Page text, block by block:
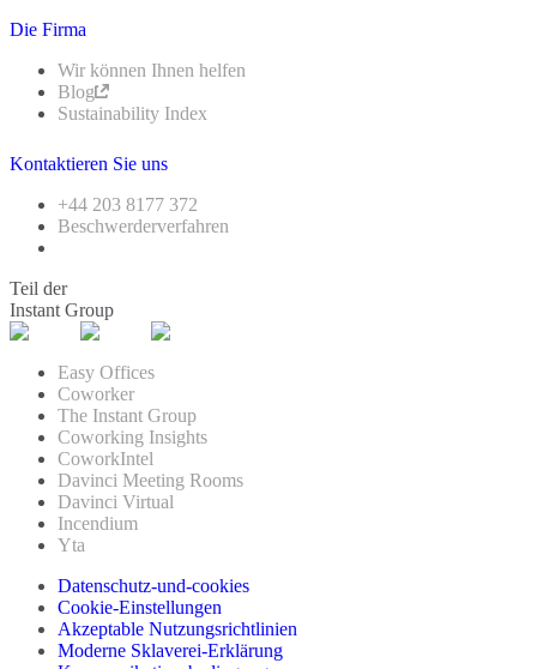
Die Firma
Wir können Ihnen helfen
Blog
Sustainability Index
Kontaktieren Sie uns
+44 203 8177 372
Beschwerderverfahren
Teil der
Instant Group
Easy Offices
Coworker
The Instant Group
Coworking Insights
CoworkIntel
Davinci Meeting Rooms
Davinci Virtual
Incendium
Yta
Datenschutz-und-cookies
Cookie-Einstellungen
Akzeptable Nutzungsrichtlinien
Moderne Sklaverei-Erklärung